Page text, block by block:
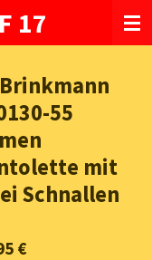
17
55
mit
Schnallen
€